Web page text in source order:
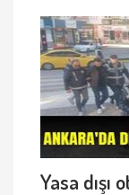
Yasa dışı